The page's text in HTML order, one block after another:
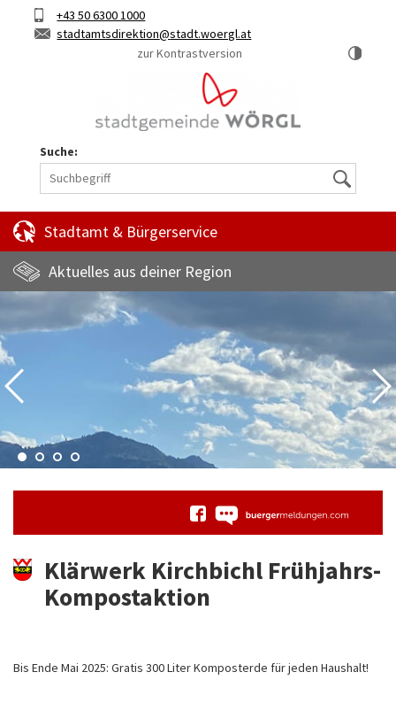
Hauptinhalt
KurztasteTelefon+43 50 6300 1000
E-
stadtamtsdirektion
stadt.woergl.at
zur Kontrastversion
Suche:
Suche
Stadtamt & Bürgerservice
Aktuelles aus deiner Region
Klärwerk Kirchbichl Frühjahrs-
Kompostaktion
Bis Ende Mai 2025: Gratis 300 Liter Komposterde für jeden Haushalt!